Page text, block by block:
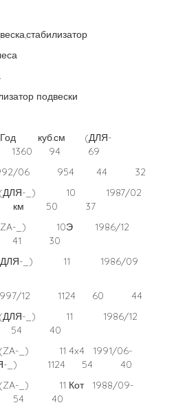
подвески
Год куб.см (ДЛЯ-
1360 94 69
06 954 44 32
_) 10 1987/02
км 50 37
_) 10Э 1986/12
41 30
_) 11 1986/09
12 1124 60 44
_) 11 1986/12
54 40
_) 11 4x4 1991/06-
_) 1124 54 40
_) 11 Кот 1988/09-
54 40